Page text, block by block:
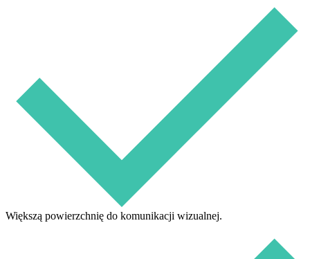
Większą powierzchnię do komunikacji wizualnej.